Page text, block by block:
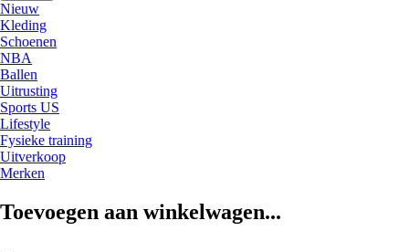
Nieuw
Kleding
Schoenen
NBA
Ballen
Uitrusting
Sports US
Lifestyle
Fysieke training
Uitverkoop
Merken
Toevoegen aan winkelwagen...